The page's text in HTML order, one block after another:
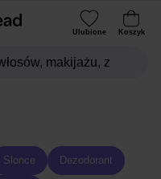
Ulubione Koszyk
Slonce Dezodorant